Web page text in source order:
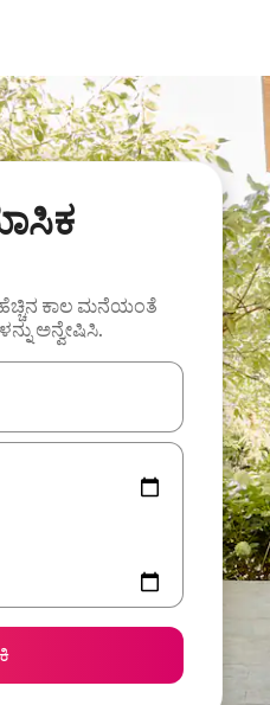
ಕಾಲ ಮನೆಯಂತೆ
ಅನ್ವೇಷಿಸಿ.
ಡೌನ್ ಬಾಣದ ಕೀಲಿಗಳೊಂದಿಗೆ